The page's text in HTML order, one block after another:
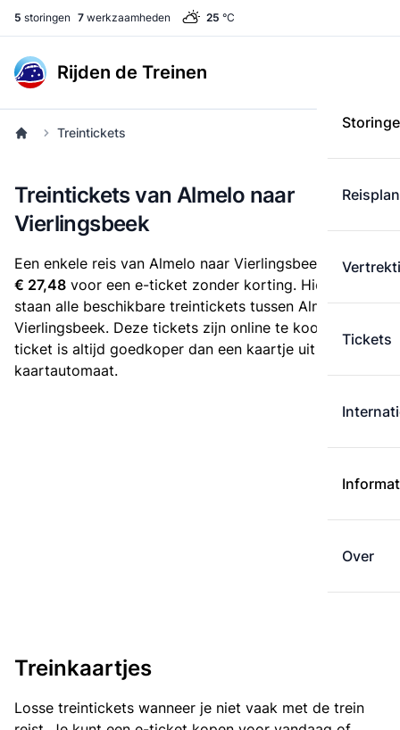
5 storingen 7 werkzaamheden 25 °C
Rijden de Treinen
Tickets
Over
Treintickets
Treintickets van Almelo naar
Vierlingsbeek
Een enkele reis van Almelo naar Vierlingsbeek kost
€ 27,48 voor een e-ticket zonder korting. Hieronder
staan alle beschikbare treintickets tussen Almelo en
Vierlingsbeek. Deze tickets zijn online te koop. Een e-
ticket is altijd goedkoper dan een kaartje uit de
kaartautomaat.
Treinkaartjes
Losse treintickets wanneer je niet vaak met de trein